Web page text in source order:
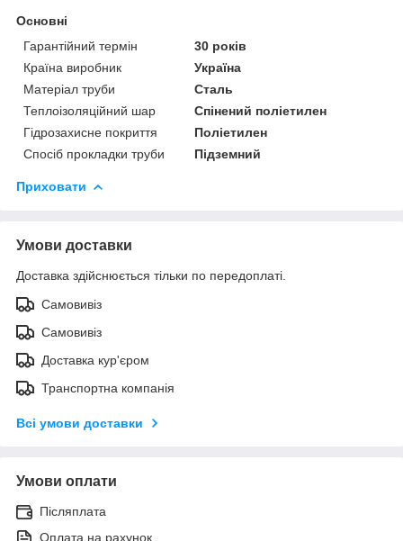
Основні
Гарантійний термін
30 років
Країна виробник
Україна
Матеріал труби
Сталь
Теплоізоляційний шар
Спінений поліетилен
Гідрозахисне покриття
Поліетилен
Спосіб прокладки труби
Підземний
Приховати
Умови доставки
Доставка здійснюється тільки по передоплаті.
Самовивіз
Самовивіз
Доставка кур'єром
Транспортна компанія
Всі умови доставки
Умови оплати
Післяплата
Оплата на рахунок